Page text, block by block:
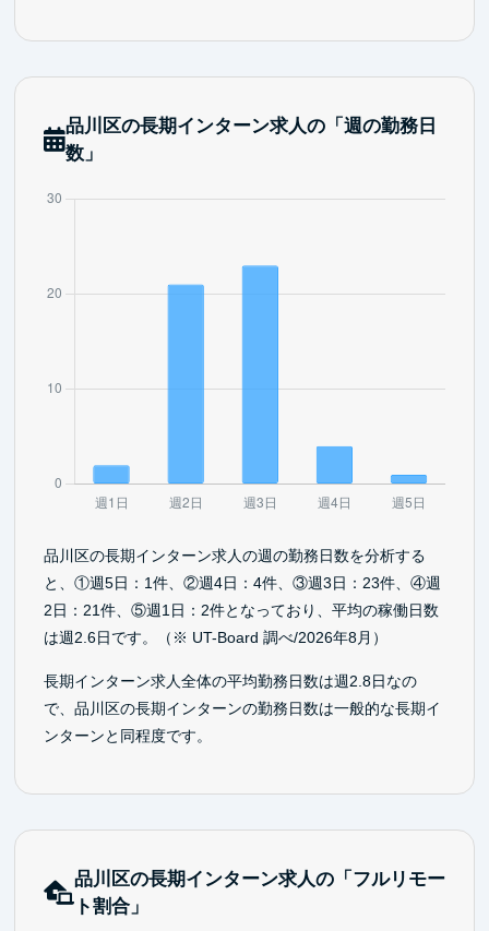
品川区の長期インターン求人の「週の勤務日
数」
品川区の長期インターン求人の週の勤務日数を分析する
と、①週5日：1件、②週4日：4件、③週3日：23件、④週
2日：21件、⑤週1日：2件となっており、平均の稼働日数
は週2.6日です。（※ UT-Board 調べ/2026年8月）
長期インターン求人全体の平均勤務日数は週2.8日なの
で、品川区の長期インターンの勤務日数は一般的な長期イ
ンターンと同程度です。
品川区の長期インターン求人の「フルリモー
ト割合」